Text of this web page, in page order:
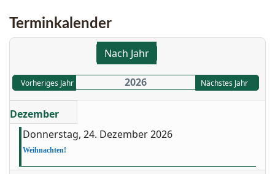
Terminkalender
Nach Jahr
Vorheriges Jahr 2026 Nächstes Jahr
Dezember
2026Donnerstag, 24. Dezember 2026
Weihnachten!